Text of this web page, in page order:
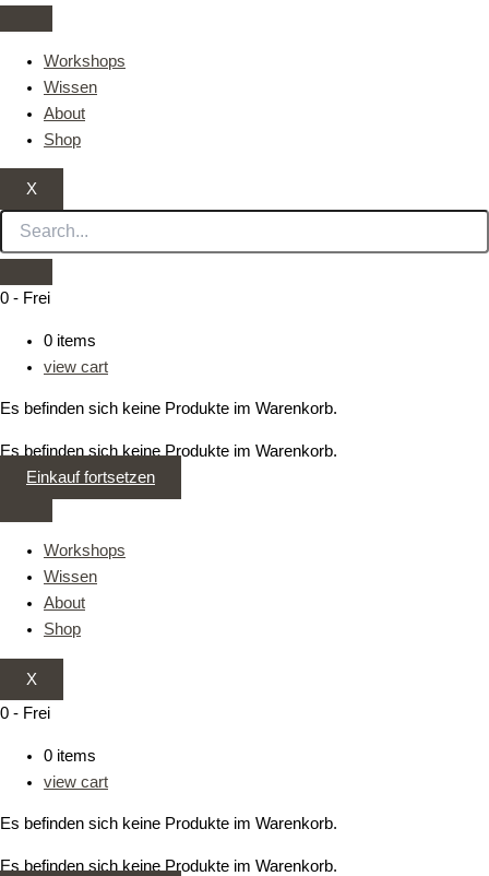
springenWorkshops
Wissen
About
Shop
X
0 - Frei
0 items
view cart
Es befinden sich keine Produkte im Warenkorb.
Es befinden sich keine Produkte im Warenkorb.
Einkauf fortsetzen
Workshops
Wissen
About
Shop
X
0 - Frei
0 items
view cart
Es befinden sich keine Produkte im Warenkorb.
Es befinden sich keine Produkte im Warenkorb.
Hintergrund
Leinenhemd
Handweber